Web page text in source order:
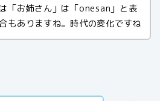
「お姉さん」は「onesan」と表
もありますね。時代の変化ですね